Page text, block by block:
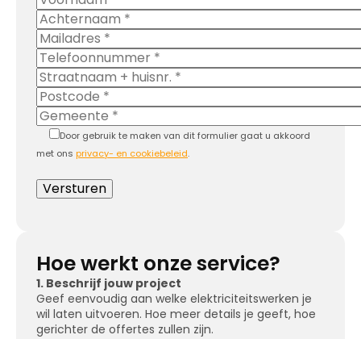
Door gebruik te maken van dit formulier gaat u akkoord
met ons privacy- en cookiebeleid.
Hoe werkt onze service?
1. Beschrijf jouw project
Geef eenvoudig aan welke elektriciteitswerken je
wil laten uitvoeren. Hoe meer details je geeft, hoe
gerichter de offertes zullen zijn.